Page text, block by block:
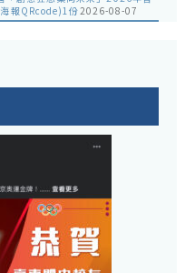
報QRcode)1份2026-08-07